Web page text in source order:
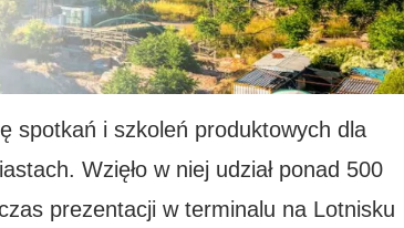
spotkań i szkoleń produktowych dla
Wzięło w niej udział ponad 500
prezentacji w terminalu na Lotnisku